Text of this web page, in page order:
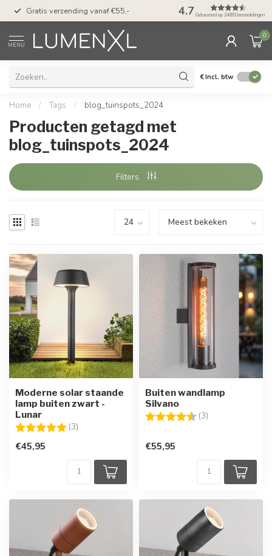
Gratis verzending vanaf €55,- 50 dagen
met Klarna
4.7 Gebaseerd op 24393 beoordelingen
MENU
0
€Incl. btw
Home / Tags / blog_tuinspots_2024
Producten getagd met
blog_tuinspots_2024
Filters
Moderne solar staande
lamp buiten zwart -
Lunar
Beoordeling: (3)
€45,95
Buiten wandlamp
Silvano
Beoordeling: (3)
€55,95